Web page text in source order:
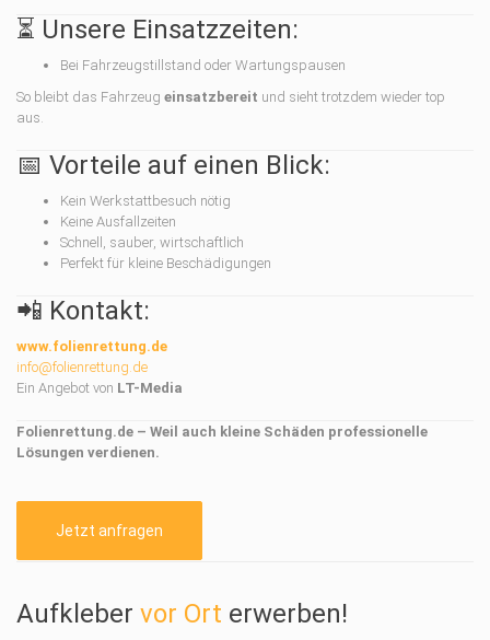
⏳ Unsere Einsatzzeiten:
Bei Fahrzeugstillstand oder Wartungspausen
So bleibt das Fahrzeug einsatzbereit und sieht trotzdem wieder top
aus.
📅 Vorteile auf einen Blick:
Kein Werkstattbesuch nötig
Keine Ausfallzeiten
Schnell, sauber, wirtschaftlich
Perfekt für kleine Beschädigungen
📲 Kontakt:
www.folienrettung.de
info@folienrettung.de
Ein Angebot von LT-Media
Folienrettung.de – Weil auch kleine Schäden professionelle
Lösungen verdienen.
Jetzt anfragen
Aufkleber vor Ort erwerben!